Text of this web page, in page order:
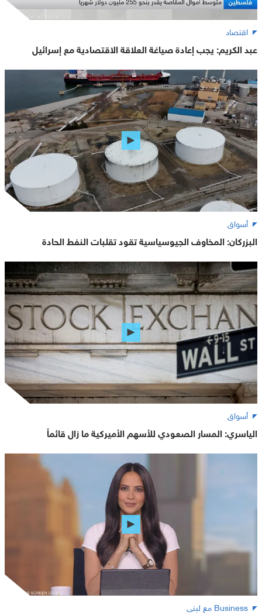
اقتصاد
عبد الكريم: يجب إعادة صياغة العلاقة الاقتصادية مع إسرائيل
أسواق
البزركان: المخاوف الجيوسياسية تقود تقلبات النفط الحادة
أسواق
الياسري: المسار الصعودي للأسهم الأميركية ما زال قائماً
Business مع لبنى